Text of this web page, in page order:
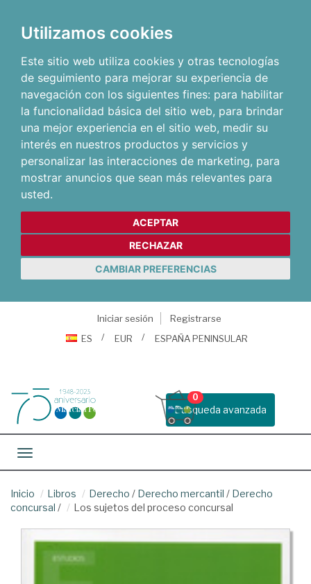
Utilizamos cookies
Este sitio web utiliza cookies y otras tecnologías
de seguimiento para mejorar su experiencia de
navegación con los siguientes fines: para habilitar
la funcionalidad básica del sitio web, para brindar
una mejor experiencia en el sitio web, medir su
interés en nuestros productos y servicios y
personalizar las interacciones de marketing, para
mostrar anuncios que sean más relevantes para
usted.
ACEPTAR
RECHAZAR
CAMBIAR PREFERENCIAS
Iniciar sesión
Registrarse
ES
EUR ESPAÑA PENINSULAR
Busqueda avanzada
0
Toggle navigation
Inicio Libros Derecho / Derecho mercantil / Derecho
concursal / Los sujetos del proceso concursal